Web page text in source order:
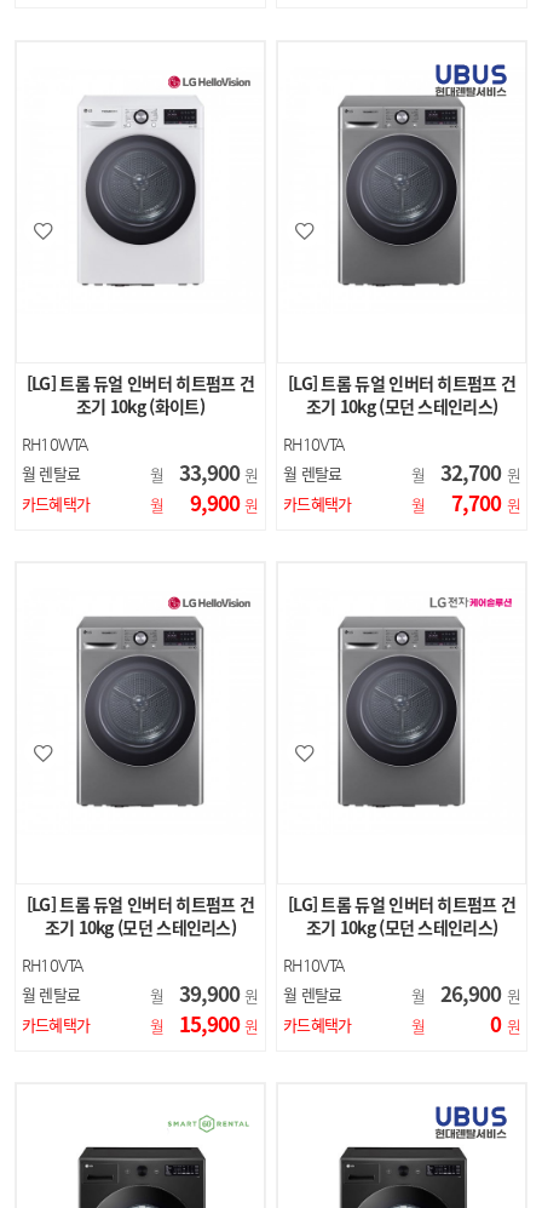
[LG] 트롬 듀얼 인버터 히트펌프 건
조기 10kg (화이트)
RH10WTA
월 렌탈료 월 33,900 원
카드혜택가
월 9,900 원
[LG] 트롬 듀얼 인버터 히트펌프 건
조기 10kg (모던 스테인리스)
RH10VTA
월 렌탈료 월 32,700 원
카드혜택가
월 7,700 원
[LG] 트롬 듀얼 인버터 히트펌프 건
조기 10kg (모던 스테인리스)
RH10VTA
월 렌탈료 월 39,900 원
카드혜택가
월 15,900 원
[LG] 트롬 듀얼 인버터 히트펌프 건
조기 10kg (모던 스테인리스)
RH10VTA
월 렌탈료 월 26,900 원
카드혜택가
월 0 원